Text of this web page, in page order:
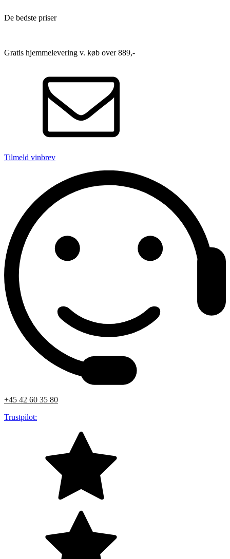
De bedste priser
Gratis hjemmelevering v. køb over 889,-
Tilmeld vinbrev
+45 42 60 35 80
Trustpilot: